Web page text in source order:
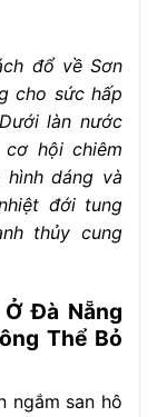
đổ về Sơn
cho sức hấp
làn nước
hội chiêm
dáng và
đới tung
thủy cung
Ở Đà Nẵng
Thể Bỏ
ngắm san hô